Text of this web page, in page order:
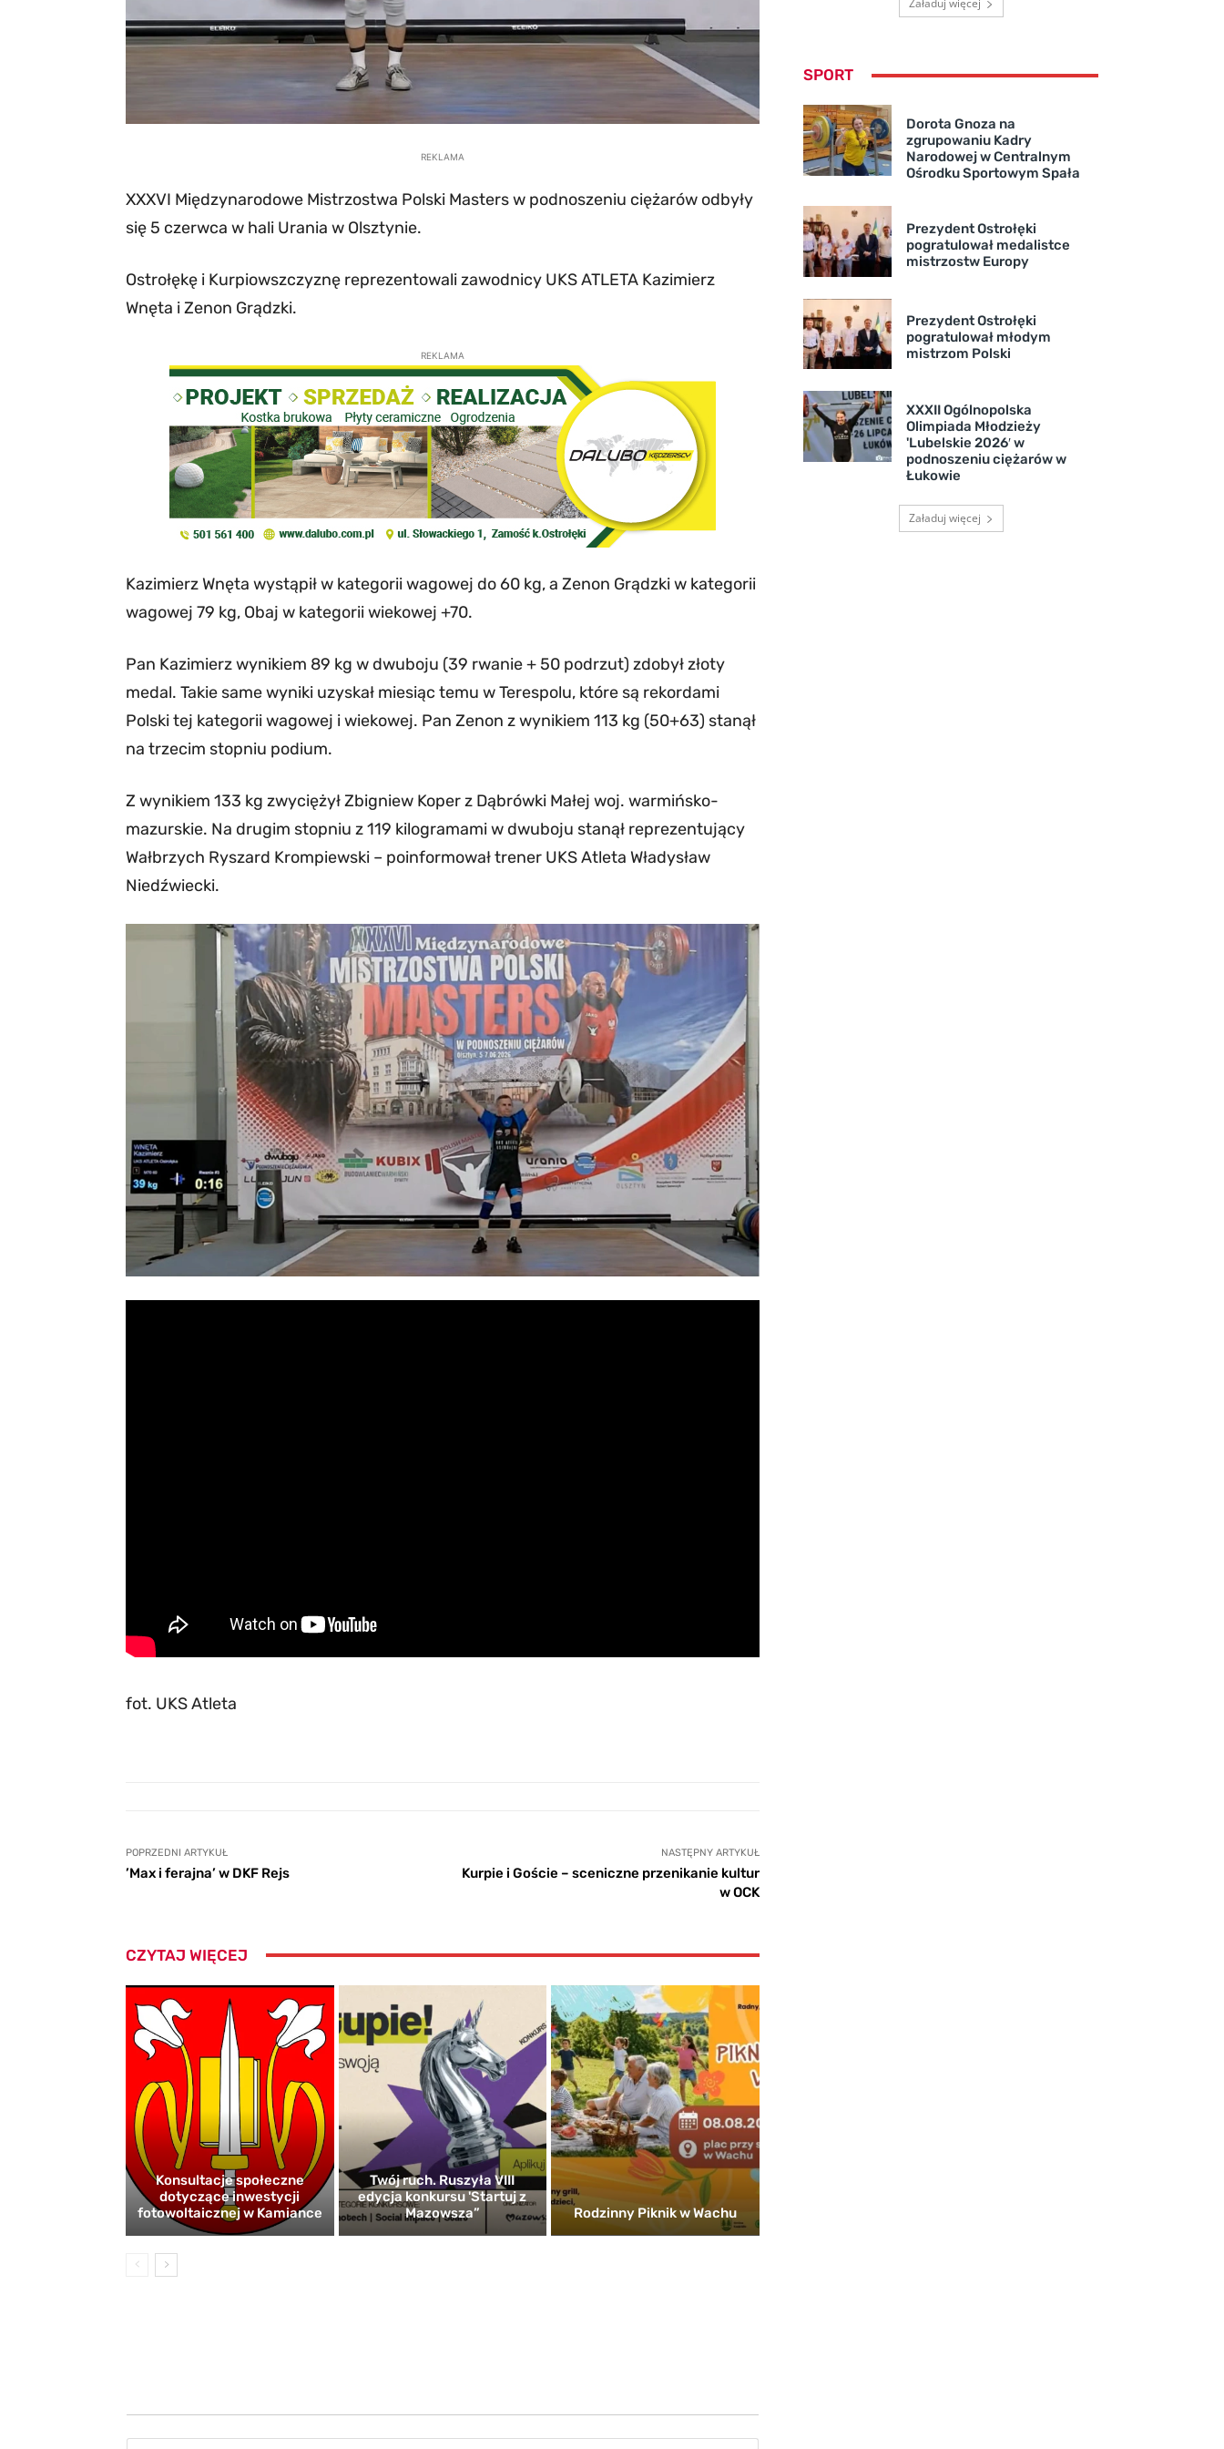
REKLAMA
XXXVI Międzynarodowe Mistrzostwa Polski Masters w podnoszeniu ciężarów odbyły
się 5 czerwca w hali Urania w Olsztynie.
Ostrołękę i Kurpiowszczyznę reprezentowali zawodnicy UKS ATLETA Kazimierz
Wnęta i Zenon Grądzki.
REKLAMA
Kazimierz Wnęta wystąpił w kategorii wagowej do 60 kg, a Zenon Grądzki w kategorii
wagowej 79 kg, Obaj w kategorii wiekowej +70.
Pan Kazimierz wynikiem 89 kg w dwuboju (39 rwanie + 50 podrzut) zdobył złoty
medal. Takie same wyniki uzyskał miesiąc temu w Terespolu, które są rekordami
Polski tej kategorii wagowej i wiekowej. Pan Zenon z wynikiem 113 kg (50+63) stanął
na trzecim stopniu podium.
Z wynikiem 133 kg zwyciężył Zbigniew Koper z Dąbrówki Małej woj. warmińsko-
mazurskie. Na drugim stopniu z 119 kilogramami w dwuboju stanął reprezentujący
Wałbrzych Ryszard Krompiewski – poinformował trener UKS Atleta Władysław
Niedźwiecki.
fot. UKS Atleta
POPRZEDNI ARTYKUŁ
’Max i ferajna’ w DKF Rejs
NASTĘPNY ARTYKUŁ
Kurpie i Goście – sceniczne przenikanie kultur
w OCK
CZYTAJ WIĘCEJ
Konsultacje społeczne
dotyczące inwestycji
fotowoltaicznej w Kamiance
Twój ruch. Ruszyła VIII
edycja konkursu 'Startuj z
Mazowsza”
Rodzinny Piknik w Wachu
Załaduj więcej
SPORT
Dorota Gnoza na
zgrupowaniu Kadry
Narodowej w Centralnym
Ośrodku Sportowym Spała
Prezydent Ostrołęki
pogratulował medalistce
mistrzostw Europy
Prezydent Ostrołęki
pogratulował młodym
mistrzom Polski
XXXII Ogólnopolska
Olimpiada Młodzieży
'Lubelskie 2026′ w
podnoszeniu ciężarów w
Łukowie
Załaduj więcej